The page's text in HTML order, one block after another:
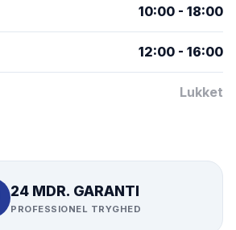
10:00 - 18:00
12:00 - 16:00
Lukket
24 MDR. GARANTI
PROFESSIONEL TRYGHED